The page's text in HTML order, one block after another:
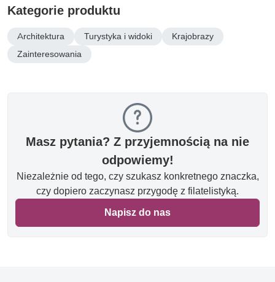
Kategorie produktu
Architektura Turystyka i widoki
Krajobrazy
Zainteresowania
Masz pytania? Z przyjemnością na nie
odpowiemy!
Niezależnie od tego, czy szukasz konkretnego znaczka,
czy dopiero zaczynasz przygodę z filatelistyką.
Napisz do nas